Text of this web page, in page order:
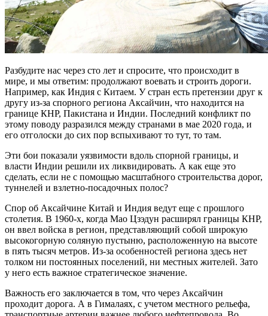
Разбудите нас через сто лет и спросите, что происходит в
мире, и мы ответим: продолжают воевать и строить дороги.
Например, как Индия с Китаем. У стран есть претензии друг к
другу из-за спорного региона Аксайчин, что находится на
границе КНР, Пакистана и Индии. Последний конфликт по
этому поводу разразился между странами в мае 2020 года, и
его отголоски до сих пор вспыхивают то тут, то там.
Эти бои показали уязвимости вдоль спорной границы, и
власти Индии решили их ликвидировать. А как еще это
сделать, если не с помощью масштабного строительства дорог,
туннелей и взлетно-посадочных полос?
Спор об Аксайчине Китай и Индия ведут еще с прошлого
столетия. В 1960-х, когда Мао Цзэдун расширял границы КНР,
он ввел войска в регион, представляющий собой широкую
высокогорную соляную пустыню, расположенную на высоте
в пять тысяч метров. Из-за особенностей региона здесь нет
толком ни постоянных поселений, ни местных жителей. Зато
у него есть важное стратегическое значение.
Важность его заключается в том, что через Аксайчин
проходит дорога. А в Гималаях, с учетом местного рельефа,